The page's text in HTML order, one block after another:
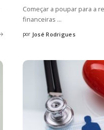
Começar a poupar para a
financeiras ...
Posted
por José Rodrigues